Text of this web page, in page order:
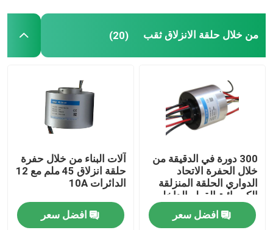
من خلال حلقة الانزلاق ثقب (20)
300 دورة في الدقيقة من
خلال الحفرة الاتحاد
الدواري الحلقة المنزلقة
الكهربائية القطر الداخلي
65mm
افضل سعر
آلات البناء من خلال حفرة
حلقة انزلاق 45 ملم مع 12
الدائرات 10A
افضل سعر